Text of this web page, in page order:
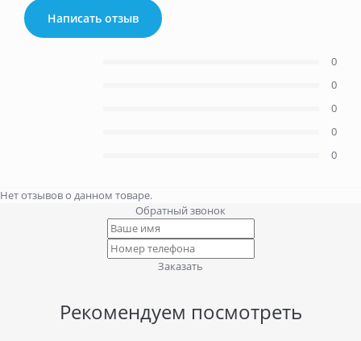
Написать отзыв
0
0
0
0
0
Нет отзывов о данном товаре.
Обратный звонок
Заказать
Рекомендуем посмотреть